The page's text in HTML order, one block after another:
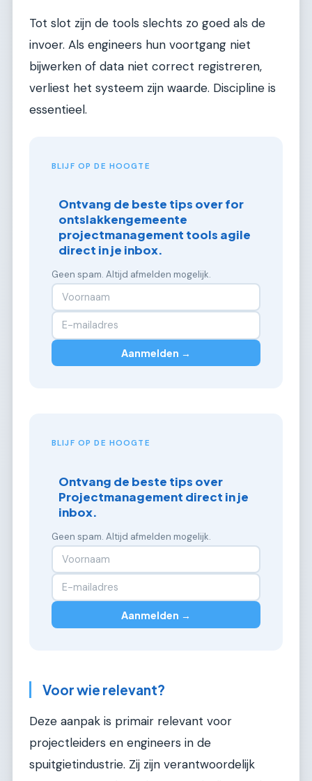
Tot slot zijn de tools slechts zo goed als de
invoer. Als engineers hun voortgang niet
bijwerken of data niet correct registreren,
verliest het systeem zijn waarde. Discipline is
essentieel.
BLIJF OP DE HOOGTE
Ontvang de beste tips over for
ontslakkengemeente
projectmanagement tools agile
direct in je inbox.
Geen spam. Altijd afmelden mogelijk.
Aanmelden →
BLIJF OP DE HOOGTE
Ontvang de beste tips over
Projectmanagement direct in je
inbox.
Geen spam. Altijd afmelden mogelijk.
Aanmelden →
Voor wie relevant?
Deze aanpak is primair relevant voor
projectleiders en engineers in de
spuitgietindustrie. Zij zijn verantwoordelijk